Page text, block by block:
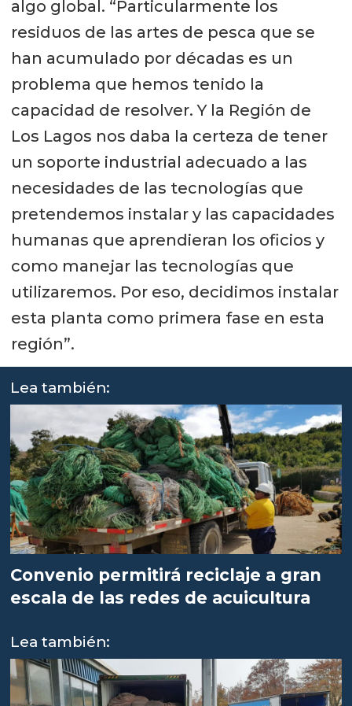
algo global. “Particularmente los
residuos de las artes de pesca que se
han acumulado por décadas es un
problema que hemos tenido la
capacidad de resolver. Y la Región de
Los Lagos nos daba la certeza de tener
un soporte industrial adecuado a las
necesidades de las tecnologías que
pretendemos instalar y las capacidades
humanas que aprendieran los oficios y
como manejar las tecnologías que
utilizaremos. Por eso, decidimos instalar
esta planta como primera fase en esta
región”.
Lea también:
Convenio permitirá reciclaje a gran
escala de las redes de acuicultura
Lea también: